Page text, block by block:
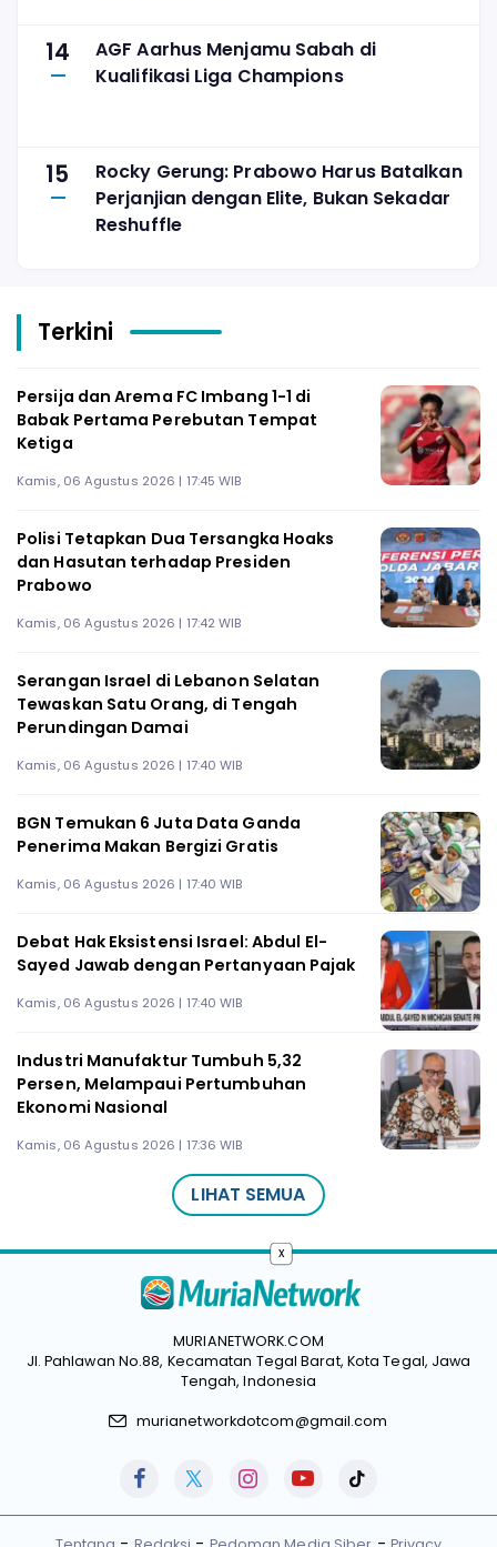
14
AGF Aarhus Menjamu Sabah di
Kualifikasi Liga Champions
15
Rocky Gerung: Prabowo Harus Batalkan
Perjanjian dengan Elite, Bukan Sekadar
Reshuffle
Terkini
Persija dan Arema FC Imbang 1-1 di
Babak Pertama Perebutan Tempat
Ketiga
Kamis, 06 Agustus 2026 | 17:45 WIB
Polisi Tetapkan Dua Tersangka Hoaks
dan Hasutan terhadap Presiden
Prabowo
Kamis, 06 Agustus 2026 | 17:42 WIB
Serangan Israel di Lebanon Selatan
Tewaskan Satu Orang, di Tengah
Perundingan Damai
Kamis, 06 Agustus 2026 | 17:40 WIB
BGN Temukan 6 Juta Data Ganda
Penerima Makan Bergizi Gratis
Kamis, 06 Agustus 2026 | 17:40 WIB
Debat Hak Eksistensi Israel: Abdul El-
Sayed Jawab dengan Pertanyaan Pajak
Kamis, 06 Agustus 2026 | 17:40 WIB
Industri Manufaktur Tumbuh 5,32
Persen, Melampaui Pertumbuhan
Ekonomi Nasional
Kamis, 06 Agustus 2026 | 17:36 WIB
LIHAT SEMUA
MURIANETWORK.COM
Jl. Pahlawan No.88, Kecamatan Tegal Barat, Kota Tegal, Jawa
Tengah, Indonesia
murianetworkdotcom@gmail.com
x